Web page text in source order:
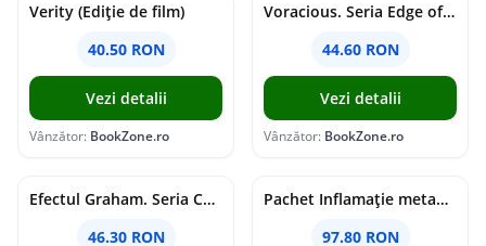
Verity (Ediție de film)
40.50 RON
Vezi detalii
Vânzător: BookZone.ro
Voracious. Seria Edge of Darkness Vol.2
44.60 RON
Vezi detalii
Vânzător: BookZone.ro
Efectul Graham. Seria Campus Diaries Vol.1
46.30 RON
Pachet Inflamație metabolism și creier
97.80 RON